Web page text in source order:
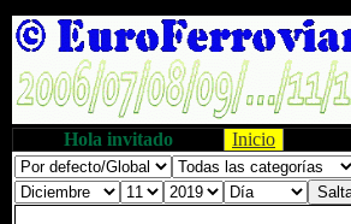
Hola invitado Inicio